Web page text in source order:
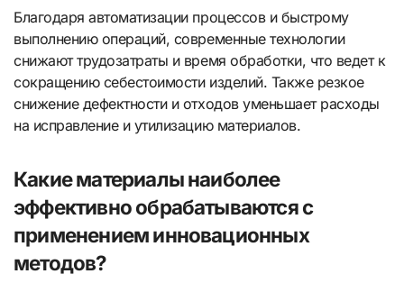
Благодаря автоматизации процессов и быстрому
выполнению операций, современные технологии
снижают трудозатраты и время обработки, что ведет к
сокращению себестоимости изделий. Также резкое
снижение дефектности и отходов уменьшает расходы
на исправление и утилизацию материалов.
Какие материалы наиболее
эффективно обрабатываются с
применением инновационных
методов?